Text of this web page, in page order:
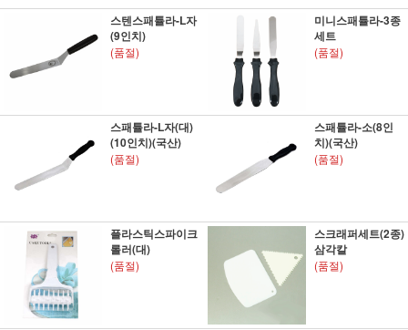
스텐스패튤라-L자
(9인치)
(품절)
미니스패튤라-3종
세트
(품절)
스패튤라-L자(대)
(10인치)(국산)
(품절)
스패튤라-소(8인
치)(국산)
(품절)
플라스틱스파이크
롤러(대)
(품절)
스크래퍼세트(2종)
삼각칼
(품절)